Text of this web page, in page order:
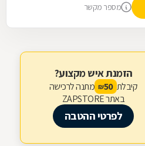
מספר מקשר
הזמנת איש מקצוע?
קיבלת 50
₪ מתנה לרכישה
באתר ZAPSTORE
לפרטי ההטבה